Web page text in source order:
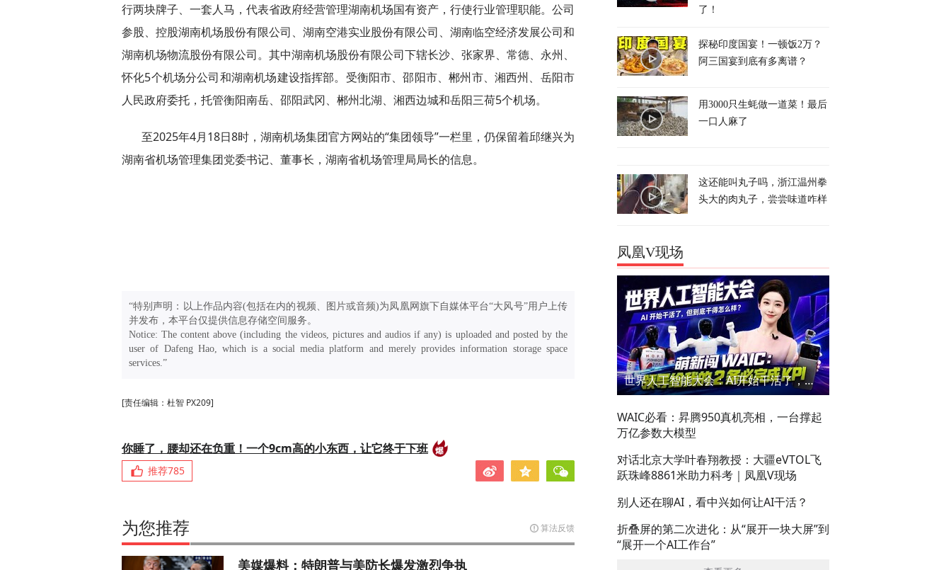
行两块牌子、一套人马，代表省政府经营管理湖南机场国有资产，行使行业管理职能。公司
参股、控股湖南机场股份有限公司、湖南空港实业股份有限公司、湖南临空经济发展公司和
湖南机场物流股份有限公司。其中湖南机场股份有限公司下辖长沙、张家界、常德、永州、
怀化5个机场分公司和湖南机场建设指挥部。受衡阳市、邵阳市、郴州市、湘西州、岳阳市
人民政府委托，托管衡阳南岳、邵阳武冈、郴州北湖、湘西边城和岳阳三荷5个机场。
至2025年4月18日8时，湖南机场集团官方网站的“集团领导”一栏里，仍保留着邱继兴为
湖南省机场管理集团党委书记、董事长，湖南省机场管理局局长的信息。
“特别声明：以上作品内容(包括在内的视频、图片或音频)为凤凰网旗下自媒体平台“大风号”用户上传
并发布，本平台仅提供信息存储空间服务。
Notice: The content above (including the videos, pictures and audios if any) is uploaded and posted by the
user of Dafeng Hao, which is a social media platform and merely provides information storage space
services.”
[责任编辑：杜智 PX209]
你睡了，腰却还在负重！一个9cm高的小东西，让它终于下班
推荐785
为您推荐 算法反馈
美媒爆料：特朗普与美防长爆发激烈争执
了！
探秘印度国宴！一顿饭2万？
阿三国宴到底有多离谱？
用3000只生蚝做一道菜！最后
一口人麻了
这还能叫丸子吗，浙江温州拳
头大的肉丸子，尝尝味道咋样
凤凰V现场
世界人工智能大会：AI开始干活了，但到底干的怎么样？萌新闯WAIC
WAIC必看：昇腾950真机亮相，一台撑起
万亿参数大模型
对话北京大学叶春翔教授：大疆eVTOL飞
跃珠峰8861米助力科考｜凤凰V现场
别人还在聊AI，看中兴如何让AI干活？
折叠屏的第二次进化：从“展开一块大屏”到
“展开一个AI工作台”